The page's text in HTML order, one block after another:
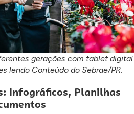
gerações com tablet digital
lendo Conteúdo do Sebrae/PR.
Infográficos, Planilhas